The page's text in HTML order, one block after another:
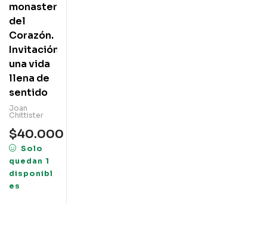
monasterio
del
Corazón.
Invitación a
una vida
llena de
sentido
Joan
Chittister
$40.000
Solo
quedan 1
disponibl
es